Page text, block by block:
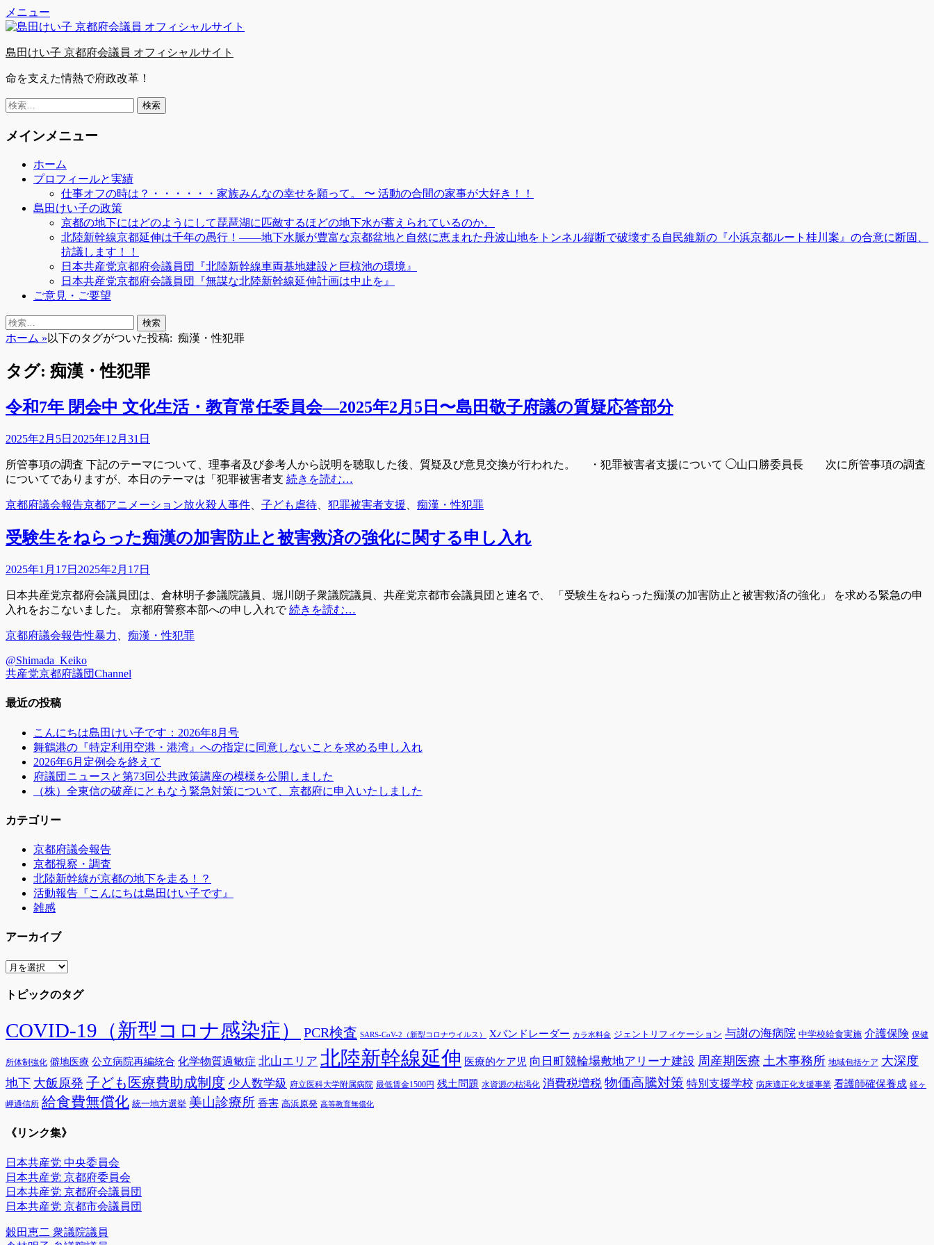
コ
ン
ン
へ
ス
キ
ッ
プ
Facebook
Twitter
YouTube
メニュー
島田けい子 京都府会議員 オフィシャルサイト
命を支えた情熱で府政改革！
検
メインメニュー
ホーム
プロフィールと実績
仕事オフの時は？・・・・・・家族みんなの幸せを願って。 〜 活動の合間の家事が大好き！！
島田けい子の政策
京都の地下にはどのようにして琵琶湖に匹敵するほどの地下水が蓄えられているのか。
北陸新幹線京都延伸は千年の愚行！――地下水脈が豊富な京都盆地と自然に恵まれた丹波山地をトンネル縦断で破壊する自民維新の『小浜京都ルート桂川案』の合意に断固、
抗議します！！
日本共産党京都府会議員団『北陸新幹線車両基地建設と巨椋池の環境』
日本共産党京都府会議員団『無謀な北陸新幹線延伸計画は中止を』
ご意見・ご要望
検
索
検
索:
ホーム »以下のタグがついた投稿: 痴漢・性犯罪
タグ: 痴漢・性犯罪
令和7年 閉会中 文化生活・教育常任委員会―2025年2月5日〜島田敬子府議の質疑応答部分
投
日
2025年2月5日 2025年12月31日
所管事項の調査 下記のテーマについて、理事者及び参考人から説明を聴取した後、質疑及び意見交換が行われた。 ・犯罪被害者支援について ◯山口勝委員長 次に所管事項の調査
についてでありますが、本日のテーマは「犯罪被害者支 続きを読む…
カ
ゴ
リ
京都府議会報告タ
京都アニメーション放火殺人事件 子ども虐待 犯罪被害者支援 痴漢・性犯罪
受験生をねらった痴漢の加害防止と被害救済の強化に関する申し入れ
投
日
2025年1月17日 2025年2月17日
日本共産党京都府会議員団は、倉林明子参議院議員、堀川朗子衆議院議員、共産党京都市会議員団と連名で、 「受験生をねらった痴漢の加害防止と被害救済の強化」 を求める緊急の申
入れをおこないました。 京都府警察本部への申し入れで続きを読む…
カ
ゴ
リ
京都府議会報告タ
性暴力 痴漢・性犯罪
@Shimada_Keiko
共産党京都府議団Channel
最近の投稿
こんにちは島田けい子です：2026年8月号
舞鶴港の『特定利用空港・港湾』への指定に同意しないことを求める申し入れ
2026年6月定例会を終えて
府議団ニュースと第73回公共政策講座の模様を公開しました
（株）全東信の破産にともなう緊急対策について、京都府に申入いたしました
カテゴリー
京都府議会報告
京都視察・調査
北陸新幹線が京都の地下を走る！？
活動報告『こんにちは島田けい子です』
雑感
アーカイブ
ア
カ
ブ
トピックのタグ
COVID-19（新型コロナ感染症） PCR検査 SARS-CoV-2（新型コロナウイルス） Xバンドレーダー カラ水料金 ジェントリフィケーション 与謝の海病院 中学校給食実施 介護保険 保健
所体制強化 僻地医療 公立病院再編統合 化学物質過敏症 北山エリア 北陸新幹線延伸 医療的ケア児 向日町競輪場敷地アリーナ建設 周産期医療 土木事務所 地域包括ケア 大深度
地下 大飯原発 子ども医療費助成制度 少人数学級 府立医科大学附属病院 最低賃金1500円 残土問題 水資源の枯渇化 消費税増税 物価高騰対策 特別支援学校 病床適正化支援事業 看護師確保養成 経ヶ
岬通信所 給食費無償化 統一地方選挙 美山診療所 香害 高浜原発 高等教育無償化
《リンク集》
日本共産党 中央委員会
日本共産党 京都府委員会
日本共産党 京都府会議員団
日本共産党 京都市会議員団
穀田恵二 衆議院議員